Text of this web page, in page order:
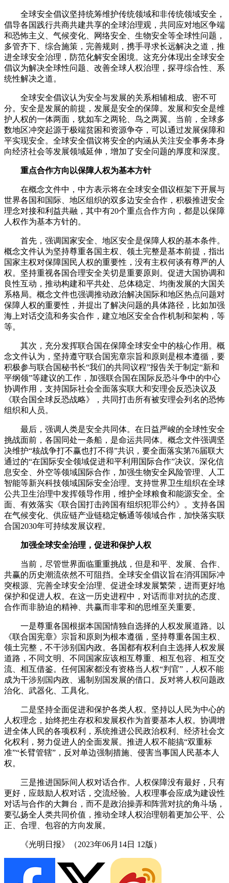
全球安全倡议坚持统筹维护传统领域和非传统领域安全，
倡导各国践行共商共建共享的全球治理观，共同应对地区争端
和恐怖主义、气候变化、网络安全、生物安全等全球性问题，
多管齐下、综合施策，完善规则，携手寻求长远解决之道，推
进全球安全治理，防范化解安全困境。这充分体现出全球安全
倡议为解决全球性问题、改善全球人权治理，探寻综合性、系
统性解决之道。
全球安全倡议认为安全与发展的关系相辅相成、密不可
分。安全是发展的前提，发展是安全的保障。发展和安全是维
护人权的一体两面，犹如车之两轮、鸟之两翼。当前，全球多
数地区冲突起源于极端贫困和资源争夺，可以通过发展保障和
平实现安全。全球安全倡议将安全的内涵从关注安全事务本身
向经济社会等发展领域延伸，增加了安全问题的厚度和深度。
重点合作方向以保障人权为基本方针
在概念文件中，中方表示将在全球安全倡议框架下开展与
世界各国和国际、地区组织的双多边安全合作，积极推进安全
理念对接和利益共融，其中有20个重点合作方向，都是以保障
人权作为基本方针的。
首先，强调国家安全、地区安全是保障人权的基本条件。
概念文件认为坚持尊重各国主权、领土完整是基本前提，指出
国家主权对保障国民人权的重要性，没有主权何谈有尊严的人
权。坚持重视各国合理安全关切是重要原则。促进大国协调和
良性互动，推动构建和平共处、总体稳定、均衡发展的大国关
系格局。概念文件也强调推动政治解决国际和地区热点问题对
保障人权的重要性，并提出了解决问题的具体路径，比如加强
海上对话交流和务实合作，建立地区安全合作机制和架构，等
等。
其次，充分发挥联合国在保障全球安全中的核心作用。概
念文件认为，坚持遵守联合国宪章宗旨和原则是根本遵循，要
积极参与联合国秘书长“我们的共同议程”报告关于制定“新和
平纲领”等建议的工作，加强联合国在国际反恐斗争中的中心
协调作用，支持国际社会全面落实联大和安理会反恐决议及
《联合国全球反恐战略》，共同打击所有被安理会列名的恐怖
组织和人员。
最后，强调人类是安全共同体。在日益严峻的全球性安全
挑战面前，各国同处一条船，是命运共同体。概念文件强调坚
决维护“核战争打不赢也打不得”共识，要全面落实第76届联大
通过的“在国际安全领域促进和平利用国际合作”决议。深化信
息安全、外空等领域国际合作，加强生物安全风险管理、人工
智能等新兴科技领域国际安全治理。支持世界卫生组织在全球
公共卫生治理中发挥领导作用，维护全球粮食和能源安全。全
面、有效落实《联合国打击跨国有组织犯罪公约》。支持各国
在气候变化、供应链产业链稳定畅通等领域合作，加快落实联
合国2030年可持续发展议程。
加强全球安全治理，促进和保护人权
当前，尽管世界面临重重挑战，但是和平、发展、合作、
共赢的历史潮流依然不可阻挡。全球安全倡议旨在消弭国际冲
突根源、完善全球安全治理、促进全球发展繁荣，进而更好地
保护和促进人权。在这一历史进程中，对话而非对抗的态度、
合作而非胁迫的精神、共赢而非零和的思维至关重要。
一是尊重各国根据本国国情独自选择的人权发展道路。以
《联合国宪章》宗旨和原则为根本遵循，坚持尊重各国主权、
领土完整，不干涉别国内政。各国都有权利自主选择人权发展
道路，不同文明、不同国家应该相互尊重、相互包容、相互交
流、相互借鉴。任何国家都没有资格当人权“判官”，人权不能
成为干涉别国内政、遏制别国发展的借口。反对将人权问题政
治化、武器化、工具化。
二是坚持全面促进和保护各类人权。坚持以人民为中心的
人权理念，始终把生存权和发展权作为首要基本人权。协调增
进全体人民的各项权利，系统推进公民政治权利、经济社会文
化权利，努力促进人的全面发展。推进人权不能搞“双重标
准”“长臂管辖”，反对单边强制措施、侵害当事国人民基本人
权。
三是推进国际间人权对话合作。人权保障没有最好，只有
更好，应鼓励人权对话，交流经验。人权理事会应成为建设性
对话与合作的大舞台，而不是政治操弄和阵营对抗的角斗场，
要弘扬全人类共同价值，推动全球人权治理朝着更加公平、公
正、合理、包容的方向发展。
《光明日报》（2023年06月14日 12版）